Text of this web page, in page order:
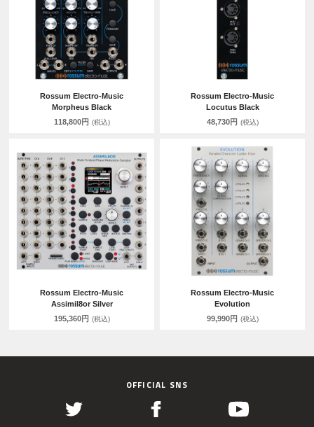
Rossum Electro-Music
Morpheus Black
118,800円 (税込)
Rossum Electro-Music
Locutus Black
48,730円 (税込)
Rossum Electro-Music
Assimil8or Silver
195,360円 (税込)
Rossum Electro-Music
Evolution
99,990円 (税込)
OFFICIAL SNS